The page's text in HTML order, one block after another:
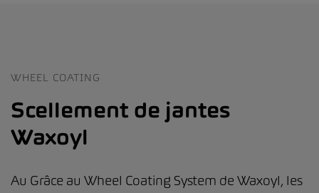
WHEEL COATING
Scellement de jantes
Waxoyl
Au Grâce au Wheel Coating System de Waxoyl, les